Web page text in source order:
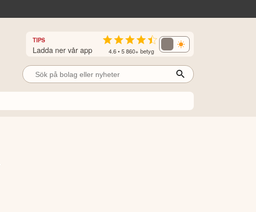
TIPS
Ladda ner vår app 4.6 • 5 860+ betyg